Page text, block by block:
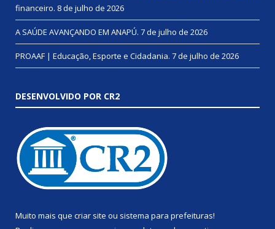
financeiro. 8 de julho de 2026
A SAÚDE AVANÇANDO EM ANAPÚ. 7 de julho de 2026
PROAAF | Educação, Esporte e Cidadania. 7 de julho de 2026
DESENVOLVIDO POR CR2
Muito mais que criar site ou sistema para prefeituras!